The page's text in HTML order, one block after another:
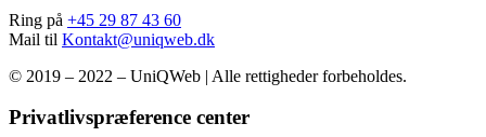
Ring på +45 29 87 43 60
Mail til Kontakt@uniqweb.dk
© 2019 – 2022 – UniQWeb | Alle rettigheder forbeholdes.
Privatlivspræference center